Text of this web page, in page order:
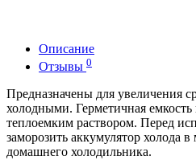
Описание
Отзывы 0
Предназначены для увеличения
холодными. Герметичная
теплоемким раствором. Перед
заморозить аккумулятор холода
домашнего холодильника.